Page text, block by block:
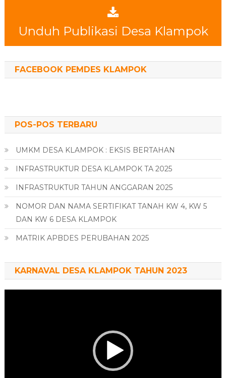
Unduh Publikasi Desa Klampok
FACEBOOK PEMDES KLAMPOK
POS-POS TERBARU
UMKM DESA KLAMPOK : EKSIS BERTAHAN
INFRASTRUKTUR DESA KLAMPOK TA 2025
INFRASTRUKTUR TAHUN ANGGARAN 2025
NOMOR DAN NAMA SERTIFIKAT TANAH KW 4, KW 5
DAN KW 6 DESA KLAMPOK
MATRIK APBDES PERUBAHAN 2025
KARNAVAL DESA KLAMPOK TAHUN 2023